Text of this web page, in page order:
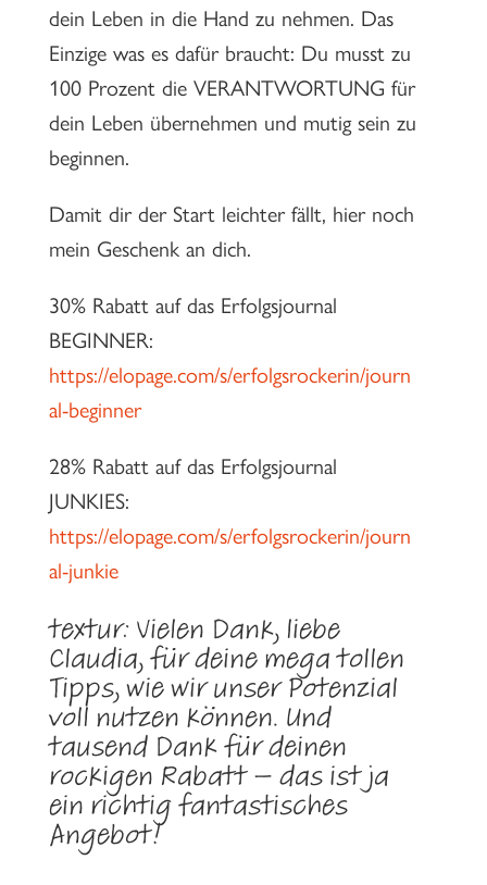
dein Leben in die Hand zu nehmen. Das
Einzige was es dafür braucht: Du musst zu
100 Prozent die VERANTWORTUNG für
dein Leben übernehmen und mutig sein zu
beginnen.
Damit dir der Start leichter fällt, hier noch
mein Geschenk an dich.
30% Rabatt auf das Erfolgsjournal
BEGINNER:
https://elopage.com/s/erfolgsrockerin/journ
al-beginner
28% Rabatt auf das Erfolgsjournal
JUNKIES:
https://elopage.com/s/erfolgsrockerin/journ
al-junkie
textur: Vielen Dank, liebe
Claudia, für deine mega tollen
Tipps, wie wir unser Potenzial
voll nutzen können. Und
tausend Dank für deinen
rockigen Rabatt – das ist ja
ein richtig fantastisches
Angebot!